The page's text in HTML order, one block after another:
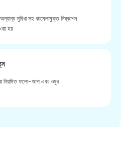
সুবিধা সহ ঝামেলামুক্ত নিষ্কাশন
হয়
নিয়মিত ফলো-আপ এবং ওষুধ